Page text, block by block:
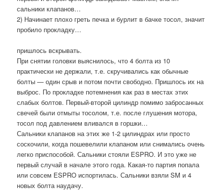
сальники клапанов…
2) Начинает плохо греть печка и бурлит в бачке тосол, значит
пробило прокладку…
пришлось вскрывать.
При снятии головки выяснилось, что 4 болта из 10
практически не держали, т.е. скручивались как обычные
болты — один срыв и потом почти свободно. Пришлось их на
выброс. По прокладке потемнения как раз в местах этих
слабых болтов. Первый-второй цилиндр помимо забросанных
свечей были отмыты тосолом, т.е. после глушения мотора,
тосол под давлением вливался в горшки…
Сальники клапанов на этих же 1-2 цилиндрах или просто
соскочили, когда пошевелили клапаном или снимались очень
легко приспособой. Сальники стояли ESPRO. И это уже не
первый случай в начале этого года. Какая-то партия попала
или совсем ESPRO испортилась. Сальники взяли SM и 4
новых болта наудачу.